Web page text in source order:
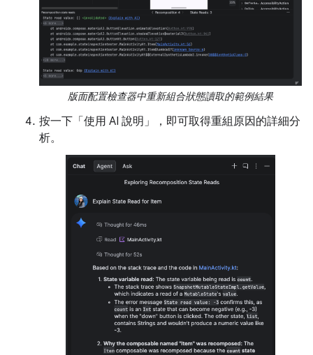
版面配置檢查器中重新組合狀態讀取的範例結果
按一下「使用 AI 說明」，即可取得重組原因的詳細分
析。